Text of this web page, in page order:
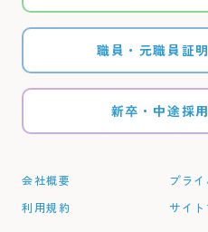
職員・元職員証
新卒・中途採
会社概要
利用規約
プラ
サイ